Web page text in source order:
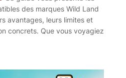
des marques Wild Land
avantages, leurs limites et
concrets. Que vous voyagiez